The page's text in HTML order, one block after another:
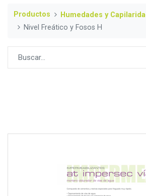
Productos
Humedades y
Nivel Freático y Fosos H